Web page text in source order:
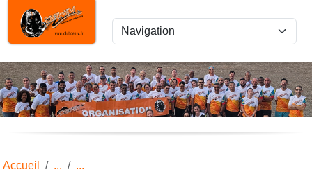
Accueil
Panneau de gestion des cookies